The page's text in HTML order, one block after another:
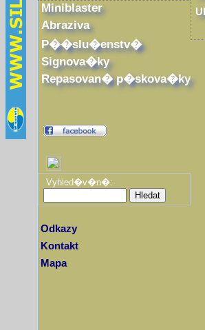
Miniblaster
Abraziva
P��slu�enstv�
Signova�ky
Repasovan� p�skova�ky
Vyhled�v�n�:
Odkazy
Kontakt
Mapa